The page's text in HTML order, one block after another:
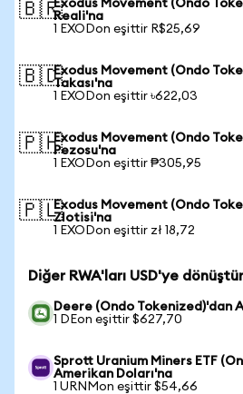
🇧🇷Exodus Movement (Ondo
Reali'na
1 EXODon eşittir R$25,69
🇧🇩Exodus Movement (Ondo
Takası'na
1 EXODon eşittir ৳622,03
🇵🇭Exodus Movement (Ondo
Pezosu'na
1 EXODon eşittir ₱305,95
🇵🇱Exodus Movement (Ondo
Zlotisi'na
1 EXODon eşittir zł 18,72
Diğer RWA'ları USD'ye dönüştür
Deere (Ondo Tokenized)'dan
1 DEon eşittir $627,70
Sprott Uranium Miners ETF
Amerikan Doları'na
1 URNMon eşittir $54,66